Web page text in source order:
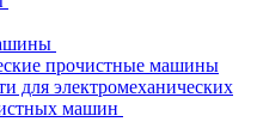
прочистные машины
для электромеханических
машин